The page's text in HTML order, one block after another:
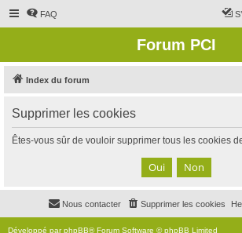
FAQ
Forum PCI
Index du forum
Supprimer les cookies
Êtes-vous sûr de vouloir supprimer tous les cookies
Supprimer les cookies
Nous contacter
Développé parphpBB® Forum Software © phpBB Limited